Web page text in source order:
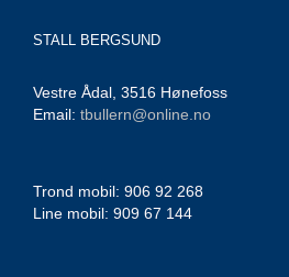
STALL BERGSUND
Vestre Ådal, 3516 Hønefoss
Email: tbullern@online.no
Trond mobil: 906 92 268
Line mobil: 909 67 144